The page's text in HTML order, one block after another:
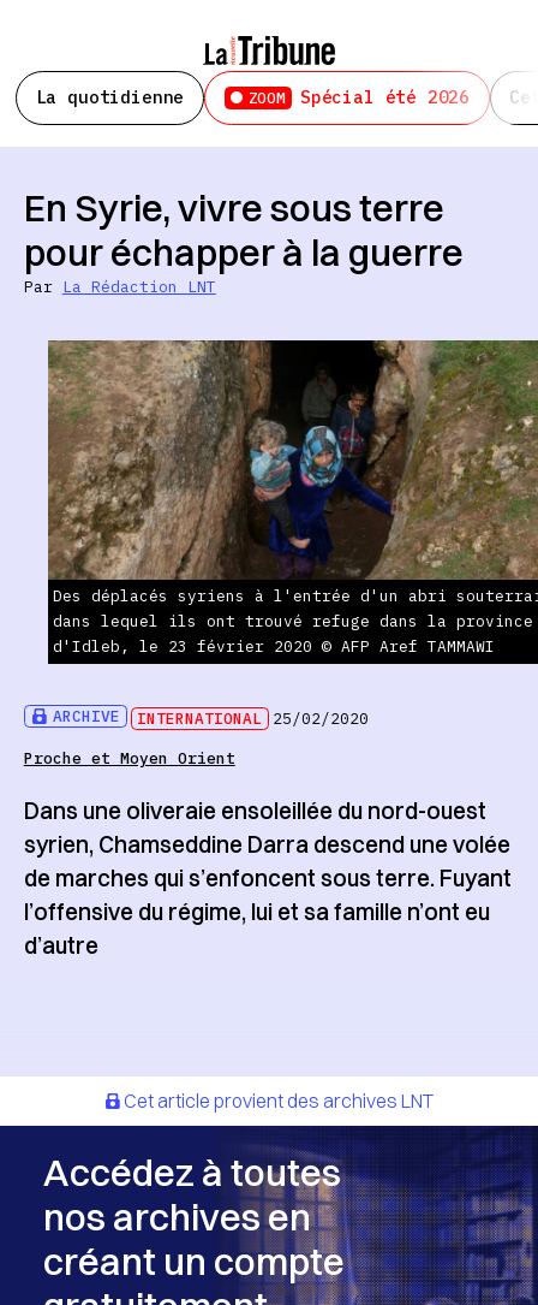
La quotidienne ZOOM Spécial été 2026
ARCHIVE INTERNATIONAL 25/02/2020
Proche et Moyen Orient
En Syrie, vivre sous terre
pour échapper à la guerre
Par La Rédaction LNT
Des déplacés syriens à l'entrée d'un abri
dans lequel ils ont trouvé refuge dans la province
d'Idleb, le 23 février 2020 © AFP Aref TAMMAWI
Dans une oliveraie ensoleillée du nord-ouest
syrien, Chamseddine Darra descend une volée
de marches qui s’enfoncent sous terre. Fuyant
l’offensive du régime, lui et sa famille n’ont eu
d’autre
Cet article provient des archives LNT
Accédez à toutes
nos archives en
créant un compte